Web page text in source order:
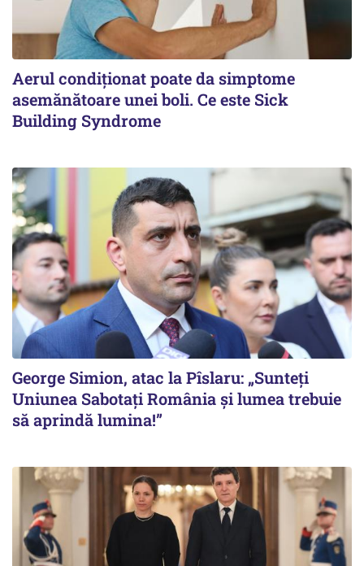
Aerul condiționat poate da simptome
asemănătoare unei boli. Ce este Sick
Building Syndrome
George Simion, atac la Pîslaru: „Sunteți
Uniunea Sabotați România și lumea trebuie
să aprindă lumina!”